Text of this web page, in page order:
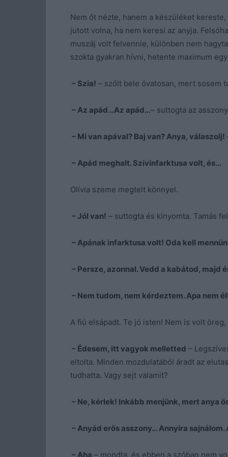
Nem őt nézte, hanem a készüléket
jutott volna, ha nem keresi az anyja.
muszáj volt felvennie, különben nem
szokta gyakran hívni, hetente maximum
– Szia! – szólt bele óvatosan, mert sosem
– Az apád…Az apád…– suttogta az
– Mi van apával? Baj van? Anya, válaszolj!
– Apád meghalt. Szívinfarktusa volt, és…
Olívia szeme megtelt könnyel.
– Jól van! – suttogta és kinyomta. Tamás
– Apának infarktusa volt! Oda kell
– Persze, azonnal. Vedd a kabátod,
– Nem tudom, nem kérdeztem. Apa nem
A fiú elsápadt. Te jó isten! Nem is volt
– Édesem, itt vagyok melletted –
eltolta. Minden mozdulatából áradt az
tudhatta. Vagy sejt valamit?
– Ne, kérlek! Inkább menjünk, mert anya
– Anyád erős asszony… Annyira
– Aha – mondta, és ebben a szóban nem